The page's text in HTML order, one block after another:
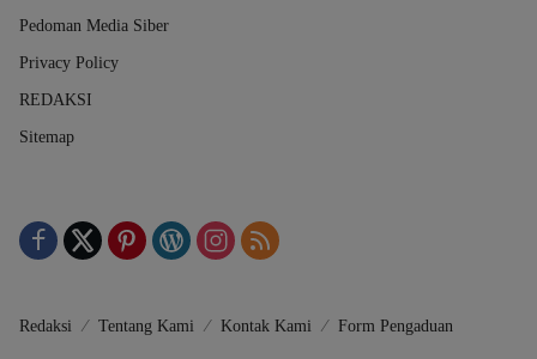
Pedoman Media Siber
Privacy Policy
REDAKSI
Sitemap
Redaksi Tentang Kami Kontak Kami Form Pengaduan